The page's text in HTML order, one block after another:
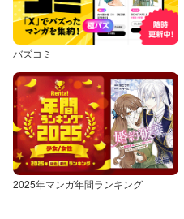
バズコミ
2025年マンガ年間ランキング